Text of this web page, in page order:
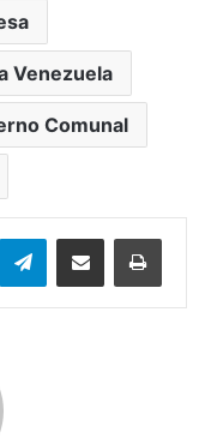
Venezuela
Comunal
TelegramCompartir por correo electrónico